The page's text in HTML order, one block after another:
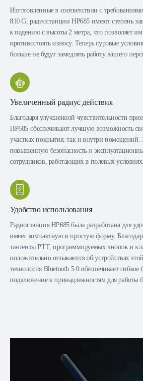
Изготовленные в соответствии с
810 G, радиостанции HP685 имеют степень
к падению с высоты 2 метра, что позволяет им
противостоять износу. Теперь суровые
больше не будут замедлять работу вашего
Увеличенный радиус действия
Благодаря улучшенной чувствительности
HP685 обеспечивают лучшую возможность
участках покрытия, так и внутри помещений.
повышенную безопасность и
сотрудников, работающих в полевых условиях.
Удобство использования
Радиостанция HP685 была разработана для
имеет компактную и простую форму.
тангенты PTT, программируемых кнопок и
положительно отзываются об устройствах
технология Bluetooth 5.0 обеспечивает гибкое
подключение к принадлежностям для работы